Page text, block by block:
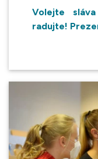
Volejte
radujte!